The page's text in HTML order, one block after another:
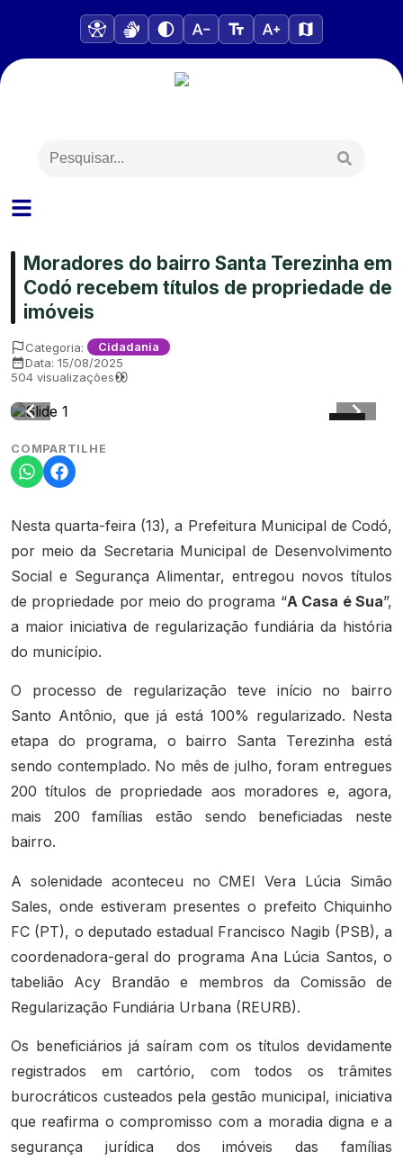
Moradores do bairro Santa Terezinha em
Codó recebem títulos de propriedade de
imóveis
Categoria: Cidadania
Data: 15/08/2025
504 visualizações
COMPARTILHE
Nesta quarta-feira (13), a Prefeitura Municipal de Codó,
por meio da Secretaria Municipal de Desenvolvimento
Social e Segurança Alimentar, entregou novos títulos
de propriedade por meio do programa “A Casa é Sua”,
a maior iniciativa de regularização fundiária da história
do município.
O processo de regularização teve início no bairro
Santo Antônio, que já está 100% regularizado. Nesta
etapa do programa, o bairro Santa Terezinha está
sendo contemplado. No mês de julho, foram entregues
200 títulos de propriedade aos moradores e, agora,
mais 200 famílias estão sendo beneficiadas neste
bairro.
A solenidade aconteceu no CMEI Vera Lúcia Simão
Sales, onde estiveram presentes o prefeito Chiquinho
FC (PT), o deputado estadual Francisco Nagib (PSB), a
coordenadora-geral do programa Ana Lúcia Santos, o
tabelião Acy Brandão e membros da Comissão de
Regularização Fundiária Urbana (REURB).
Os beneficiários já saíram com os títulos devidamente
registrados em cartório, com todos os trâmites
burocráticos custeados pela gestão municipal, iniciativa
que reafirma o compromisso com a moradia digna e a
segurança jurídica dos imóveis das famílias